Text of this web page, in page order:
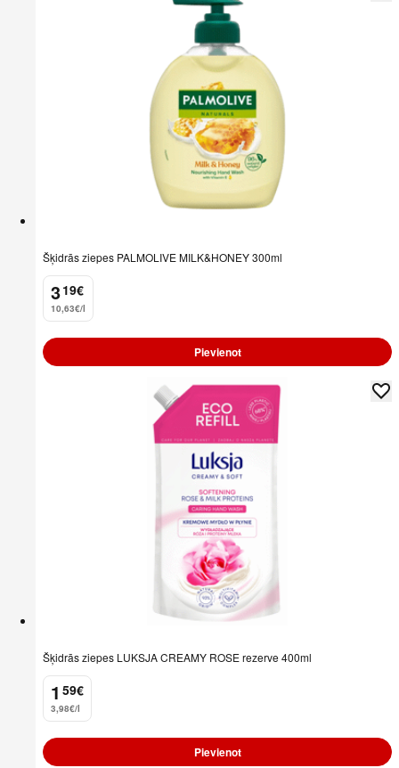
Šķidrās ziepes PALMOLIVE MILK&HONEY 300ml
3
. 19€
10,63€/l
Pievienot
Šķidrās ziepes LUKSJA CREAMY ROSE rezerve 400ml
1
. 59€
3,98€/l
Pievienot